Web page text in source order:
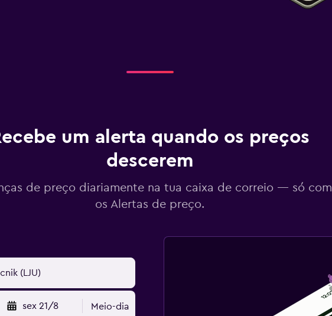
um alerta quando os preços
descerem
de preço diariamente na tua caixa de correio — só com
os Alertas de preço.
sex 21/8 Meio-dia